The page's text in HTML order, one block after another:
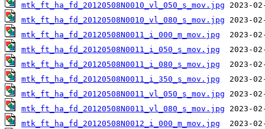
mtk_ft_ha_fd_20120508N0010_vl_050_s_mov.jpg
mtk_ft_ha_fd_20120508N0010_vl_080_s_mov.jpg
mtk_ft_ha_fd_20120508N0011_i_000_m_mov.jpg
mtk_ft_ha_fd_20120508N0011_i_050_s_mov.jpg
mtk_ft_ha_fd_20120508N0011_i_080_s_mov.jpg
mtk_ft_ha_fd_20120508N0011_i_350_s_mov.jpg
mtk_ft_ha_fd_20120508N0011_vl_050_s_mov.jpg
mtk_ft_ha_fd_20120508N0011_vl_080_s_mov.jpg
mtk_ft_ha_fd_20120508N0012_i_000_m_mov.jpg